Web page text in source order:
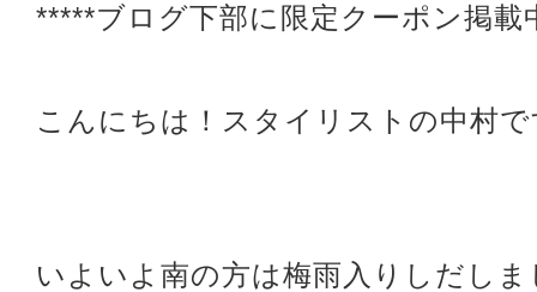
*****ブログ下部に限定クーポン掲載
こんにちは！スタイリストの中村
いよいよ南の方は梅雨入りしだし